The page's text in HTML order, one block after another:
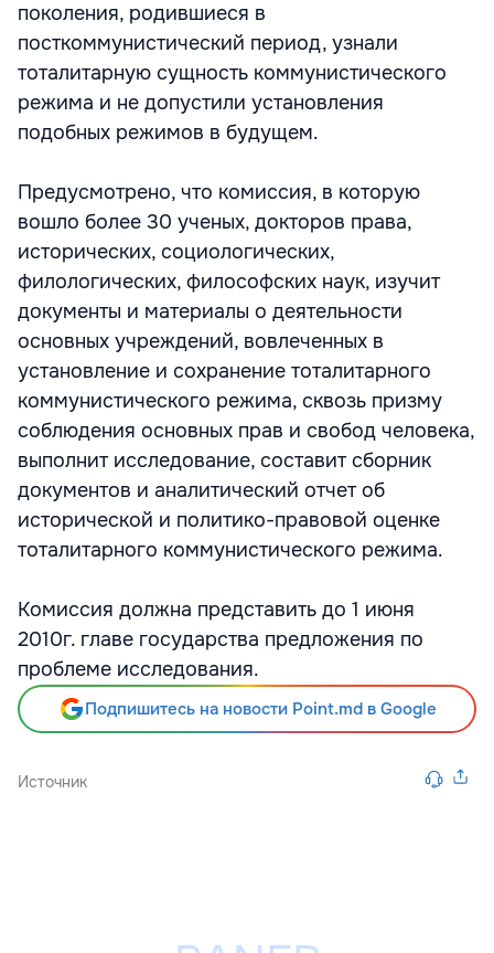
поколения, родившиеся в
посткоммунистический период, узнали
тоталитарную сущность коммунистического
режима и не допустили установления
подобных режимов в будущем.
Предусмотрено, что комиссия, в которую
вошло более 30 ученых, докторов права,
исторических, социологических,
филологических, философских наук, изучит
документы и материалы о деятельности
основных учреждений, вовлеченных в
установление и сохранение тоталитарного
коммунистического режима, сквозь призму
соблюдения основных прав и свобод человека,
выполнит исследование, составит сборник
документов и аналитический отчет об
исторической и политико-правовой оценке
тоталитарного коммунистического режима.
Комиссия должна представить до 1 июня
2010г. главе государства предложения по
проблеме исследования.
Подпишитесь на новости Point.md в Google
Источник